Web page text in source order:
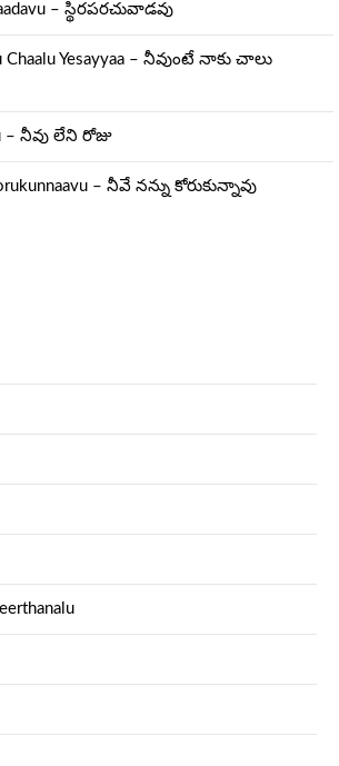
– స్థిరపరచువాడవు
Chaalu Yesayyaa – నీవుంటే నాకు చాలు
– నీవు లేని రోజు
– నీవే నన్ను కోరుకున్నావు